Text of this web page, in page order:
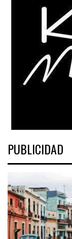
PUBLICIDAD